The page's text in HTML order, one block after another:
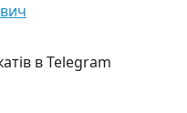
в Telegram